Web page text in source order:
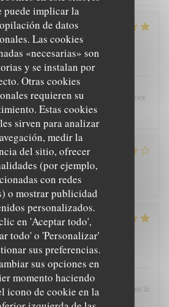
puede implicar la
de datos
Las cookies
«necesarias» son
y se instalan por
Otras cookies
requieren su
Estas cookies
sirven para analizar
medir la
del sitio, ofrecer
(por ejemplo,
con redes
o mostrar publicidad
personalizados.
en 'Aceptar todo',
todo' o 'Personalizar'
sus preferencias.
sus opciones en
momento haciendo
icono de cookie en la
2
5/5 Menú: 5/5 Calidad / Precio
meer dan voldoende grote porties voor
5
4/5 Menú :4/5 Calidad / Precio
4
5/5 Menú: 5/5 Calidad / Precio
très sympathique. Nous recommandons le